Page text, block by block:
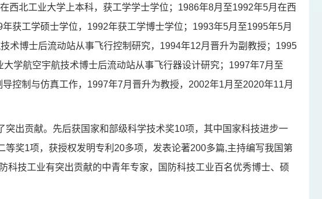
西北工业大学上本科，获工学学士学位；1986年8月至1992年5月在西
获工学硕士学位，1992年获工学博士学位；1993年5月至1995年5月
术博士后流动站从事飞行控制研究，1994年12月晋升为副教授；1995
学航空宇航技术博士后流动站从事飞行器设计研究；1997年7月至
控制与仿真工作，1997年7月晋升为教授，2002年1月至2020年11月
出贡献。先后获国家和部级科学技术奖10项，其中国家科技进步一
奖1项，获授权发明专利20多项，发表论著200多篇,主持编写我国第
科技工业有突出贡献的中青年专家，国防科技工业百名优秀博士、硕